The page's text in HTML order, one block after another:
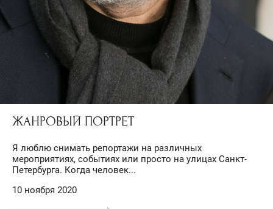
ЖАНРОВЫЙ ПОРТРЕТ
Я люблю снимать репортажи на различных
мероприятиях, событиях или просто на улицах Санкт-
Петербурга. Когда человек...
10 ноября 2020